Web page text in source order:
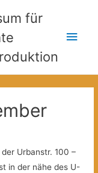
für
Urbanstr. 100 –
in der nähe des U-